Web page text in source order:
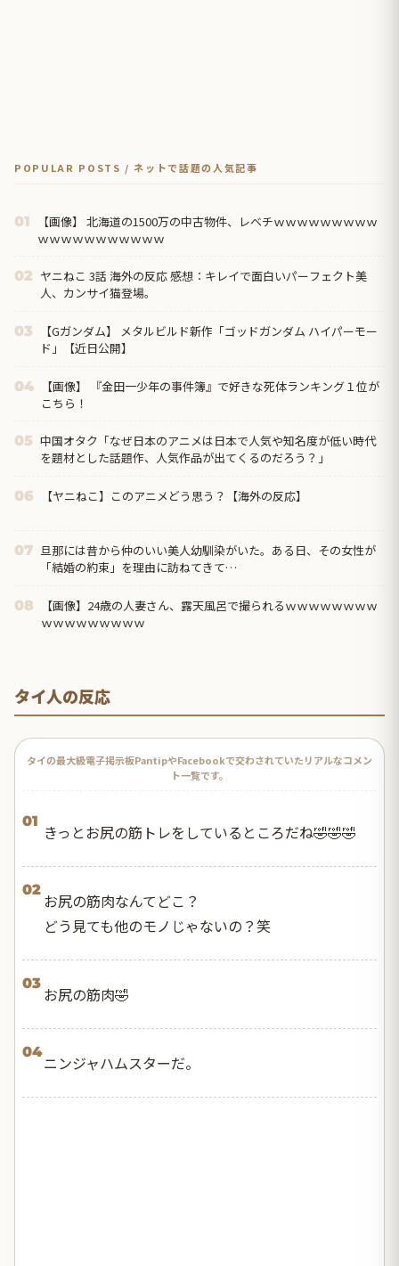
POPULAR POSTS / ネットで話題の人気記事
01
【画像】 北海道の1500万の中古物件、レベチｗｗｗｗｗｗｗｗｗ
ｗｗｗｗｗｗｗｗｗｗｗ
02 ヤニねこ 3話 海外の反応 感想：キレイで面白いパーフェクト美
人、カンサイ猫登場。
03
【Gガンダム】 メタルビルド新作「ゴッドガンダム ハイパーモー
ド」【近日公開】
04
【画像】 『金田一少年の事件簿』で好きな死体ランキング１位が
こちら！
05 中国オタク「なぜ日本のアニメは日本で人気や知名度が低い時代
を題材とした話題作、人気作品が出てくるのだろう？」
06 【ヤニねこ】このアニメどう思う？【海外の反応】
07 旦那には昔から仲のいい美人幼馴染がいた。ある日、その女性が
「結婚の約束」を理由に訪ねてきて…
08
【画像】24歳の人妻さん、露天風呂で撮られるｗｗｗｗｗｗｗｗ
ｗｗｗｗｗｗｗｗｗ
タイ人の反応
タイの最大級電子掲示板PantipやFacebookで交わされていたリアルなコメン
ト一覧です。
01
きっとお尻の筋トレをしているところだね🤣🤣🤣
02
お尻の筋肉なんてどこ？
どう見ても他のモノじゃないの？笑
03
お尻の筋肉🤣
04
ニンジャハムスターだ。